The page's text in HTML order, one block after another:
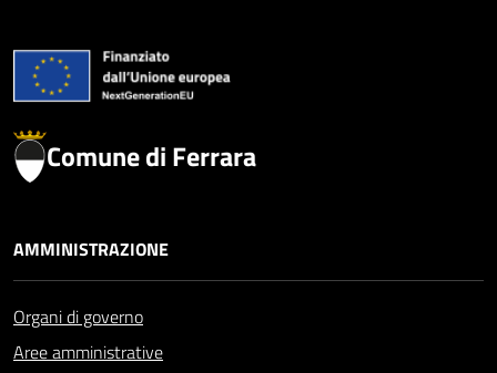
Comune di Ferrara
AMMINISTRAZIONE
Organi di governo
Aree amministrative